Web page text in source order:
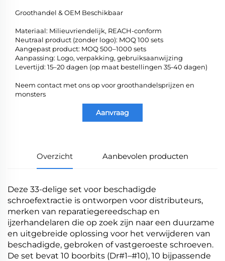
Groothandel & OEM Beschikbaar
Materiaal: Milieuvriendelijk, REACH-conform
Neutraal product (zonder logo): MOQ 100 sets
Aangepast product: MOQ 500–1000 sets
Aanpassing: Logo, verpakking, gebruiksaanwijzing
Levertijd: 15–20 dagen (op maat bestellingen 35-40 dagen)
Neem contact met ons op voor groothandelsprijzen en
monsters
Aanvraag
Overzicht Aanbevolen producten
Deze 33-delige set voor beschadigde
schroefextractie is ontworpen voor distributeurs,
merken van reparatiegereedschap en
ijzerhandelaren die op zoek zijn naar een duurzame
en uitgebreide oplossing voor het verwijderen van
beschadigde, gebroken of vastgeroeste schroeven.
De set bevat 10 boorbits (Dr#1–#10), 10 bijpassende